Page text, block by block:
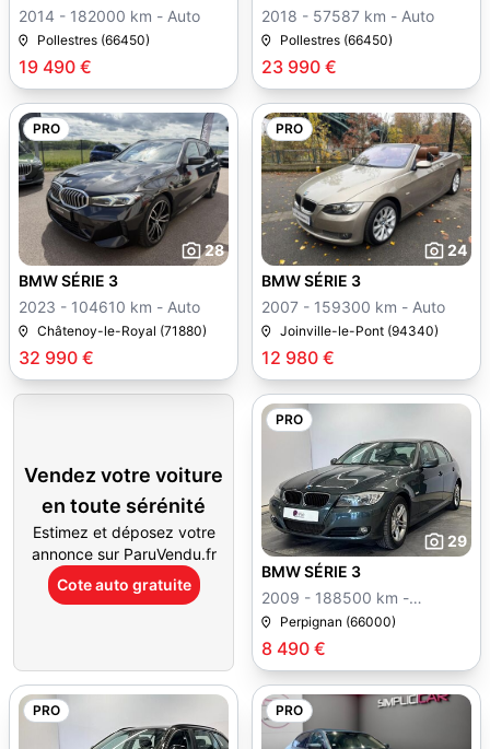
19 490 €
2014 - 182000 km - Auto
Pollestres (66450)
23 990 €
2018 - 57587 km - Auto
Pollestres (66450)
PRO
28
32 990 €
BMW SÉRIE 3
2023 - 104610 km - Auto
Châtenoy-le-Royal (71880)
PRO
24
12 980 €
BMW SÉRIE 3
2007 - 159300 km - Auto
Joinville-le-Pont (94340)
Vendez votre voiture
en toute sérénité
Estimez et déposez votre
annonce sur ParuVendu.fr
Cote auto gratuite
PRO
29
8 490 €
BMW SÉRIE 3
2009 - 188500 km -
Manuelle
Perpignan (66000)
PRO PRO